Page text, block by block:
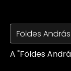
A "Földes